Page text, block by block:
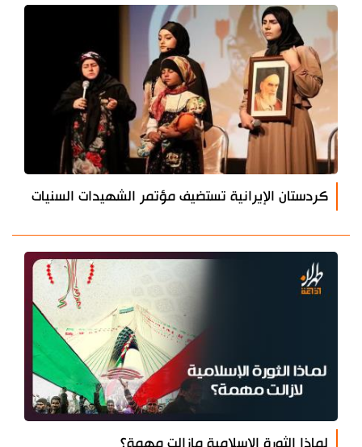
كردستان الإيرانية تستضيف مؤتمر الشهيدات السنيات
لماذا الثورة الإسلامية مازالت مهمة؟